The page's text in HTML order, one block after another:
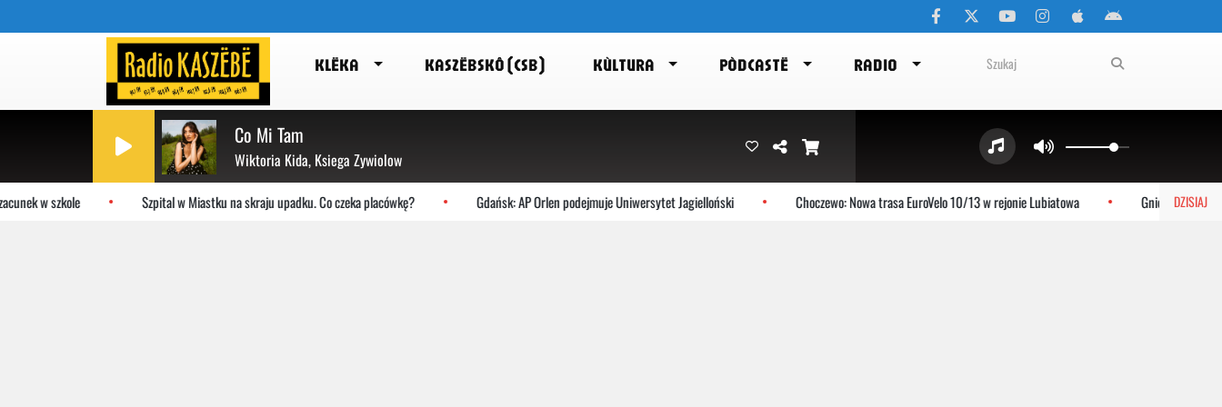
KLËKA KASZËBSKÔ (CSB) KÙLTURA PÒDCASTË RADIO
Co Mi Tam
Wiktoria Kida, Ksiega Zywiolow
DZISIAJ
w szkole Szpital w Miastku na skraju upadku. Co czeka placówkę? Gdańsk: AP Orlen podejmuje Uniwersytet Jagielloński Choczewo: Nowa trasa EuroVelo 10/13 w rejonie Lubiatowa Gniewino: